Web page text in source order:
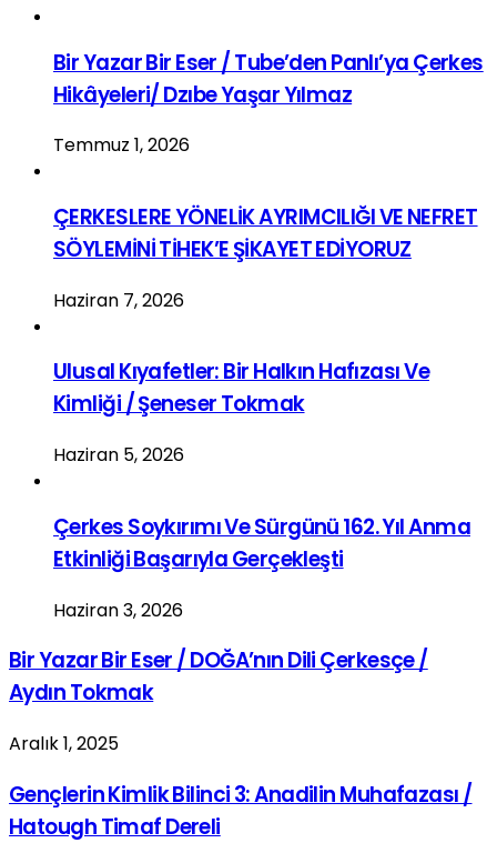
Bir Yazar Bir Eser / Tube’den Panlı’ya Çerkes
Hikâyeleri/ Dzıbe Yaşar Yılmaz
Temmuz 1, 2026
ÇERKESLERE YÖNELİK AYRIMCILIĞI VE NEFRET
SÖYLEMİNİ TİHEK’E ŞİKAYET EDİYORUZ
Haziran 7, 2026
Ulusal Kıyafetler: Bir Halkın Hafızası Ve
Kimliği / Şeneser Tokmak
Haziran 5, 2026
Çerkes Soykırımı Ve Sürgünü 162. Yıl Anma
Etkinliği Başarıyla Gerçekleşti
Haziran 3, 2026
Bir Yazar Bir Eser / DOĞA’nın Dili Çerkesçe /
Aydın Tokmak
Aralık 1, 2025
Gençlerin Kimlik Bilinci 3: Anadilin Muhafazası /
Hatough Timaf Dereli